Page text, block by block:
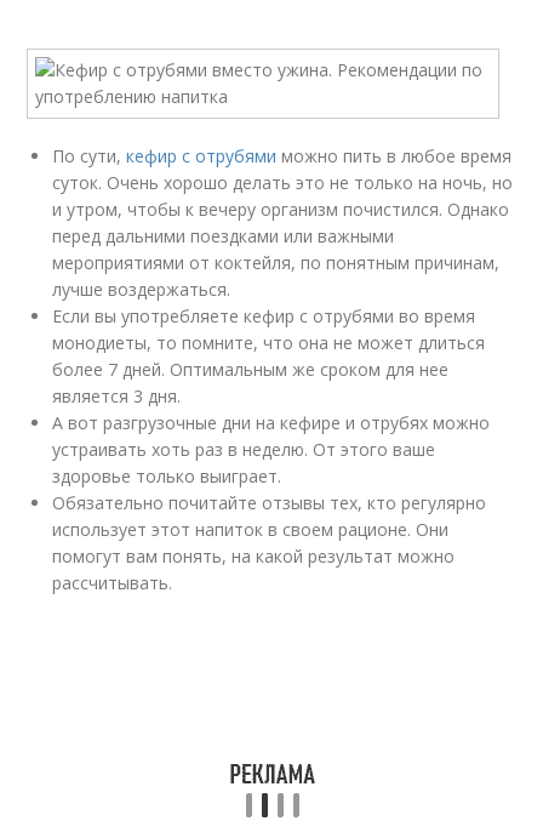
По сути,кефир с отрубями можно пить в любое время
суток. Очень хорошо делать это не только на ночь, но
и утром, чтобы к вечеру организм почистился. Однако
перед дальними поездками или важными
мероприятиями от коктейля, по понятным причинам,
лучше воздержаться.
Если вы употребляете кефир с отрубями во время
монодиеты, то помните, что она не может длиться
более 7 дней. Оптимальным же сроком для нее
является 3 дня.
А вот разгрузочные дни на кефире и отрубях можно
устраивать хоть раз в неделю. От этого ваше
здоровье только выиграет.
Обязательно почитайте отзывы тех, кто регулярно
использует этот напиток в своем рационе. Они
помогут вам понять, на какой результат можно
рассчитывать.